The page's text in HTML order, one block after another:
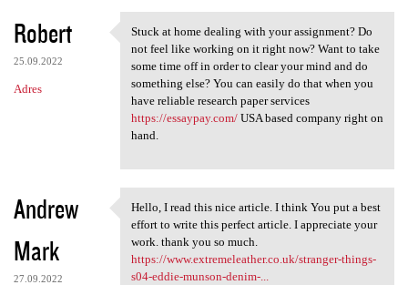
Robert
25.09.2022
Adres
Stuck at home dealing with
Stuck at home dealing with your assignment? Do
not feel like working on it right now? Want to take
some time off in order to clear your mind and do
something else? You can easily do that when you
have reliable research paper services
https://essaypay.com/USA based company right on
hand.
Andrew
Mark
27.09.2022
Hello, I read this nice
Hello, I read this nice article. I think You put a best
effort to write this perfect article. I appreciate your
work. thank you so much.
https://www.extremeleather.co.uk/stranger-things-
s04-eddie-munson-denim-...